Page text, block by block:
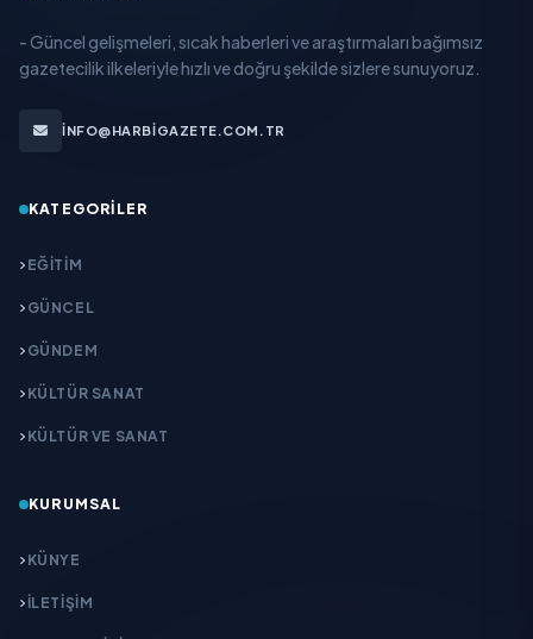
- Güncel gelişmeleri, sıcak haberleri ve araştırmaları bağımsız
gazetecilik ilkeleriyle hızlı ve doğru şekilde sizlere sunuyoruz.
INFO@HARBIGAZETE.COM.TR
KATEGORILER
EĞITIM
GÜNCEL
GÜNDEM
KÜLTÜR SANAT
KÜLTÜR VE SANAT
KURUMSAL
KÜNYE
İLETIŞIM